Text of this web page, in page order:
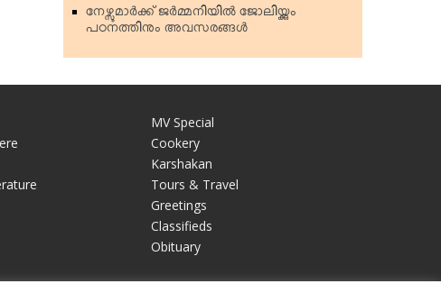
നേഴ്സുമാര്‍ക്ക് ജര്‍മ്മനിയില്‍ ജോലിയ്ക്കും
പഠനത്തിനും അവസരങ്ങള്‍
MV Special
Cookery
Karshakan
Tours & Travel
Greetings
Classifieds
Obituary